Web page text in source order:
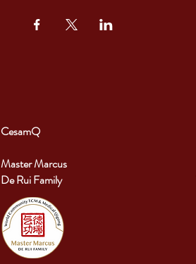
CesamQ
Master Marcus
De Rui Family